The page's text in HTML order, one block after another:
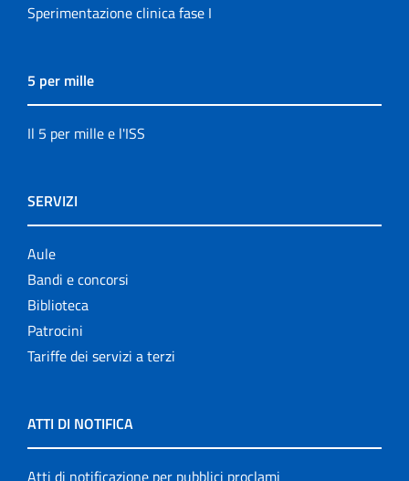
Sperimentazione clinica fase I
5 per mille
Il 5 per mille e l'ISS
SERVIZI
Aule
Bandi e concorsi
Biblioteca
Patrocini
Tariffe dei servizi a terzi
ATTI DI NOTIFICA
Atti di notificazione per pubblici proclami